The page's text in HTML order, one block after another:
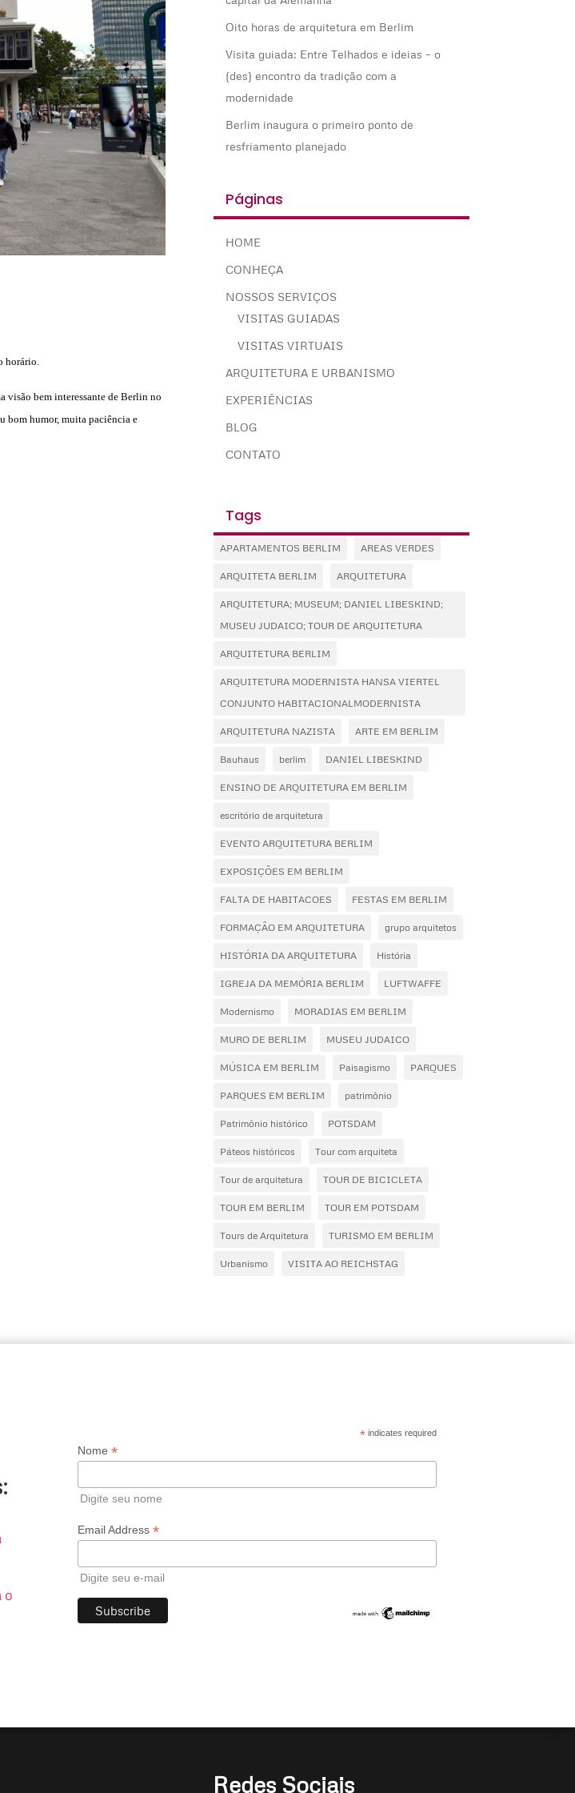
horário.
visão bem interessante de Berlin no
bom humor, muita paciência e
Oito horas de arquitetura em Berlim
Visita guiada: Entre Telhados e ideias – o
(des) encontro da tradição com a
modernidade
Berlim inaugura o primeiro ponto de
resfriamento planejado
Páginas
HOME
CONHEÇA
NOSSOS SERVIÇOS
VISITAS GUIADAS
VISITAS VIRTUAIS
ARQUITETURA E URBANISMO
EXPERIÊNCIAS
BLOG
CONTATO
Tags
APARTAMENTOS BERLIM AREAS VERDES
ARQUITETA BERLIM ARQUITETURA
ARQUITETURA; MUSEUM; DANIEL LIBESKIND;
MUSEU JUDAICO; TOUR DE ARQUITETURA
ARQUITETURA BERLIM
ARQUITETURA MODERNISTA HANSA VIERTEL
CONJUNTO HABITACIONALMODERNISTA
ARQUITETURA NAZISTA ARTE EM BERLIM
Bauhaus berlim DANIEL LIBESKIND
ENSINO DE ARQUITETURA EM BERLIM
escritório de arquitetura
EVENTO ARQUITETURA BERLIM
EXPOSIÇÕES EM BERLIM
FALTA DE HABITACOES FESTAS EM BERLIM
FORMAÇÃO EM ARQUITETURA grupo arquitetos
HISTÓRIA DA ARQUITETURA História
IGREJA DA MEMÓRIA BERLIM LUFTWAFFE
Modernismo MORADIAS EM BERLIM
MURO DE BERLIM MUSEU JUDAICO
MÚSICA EM BERLIM Paisagismo PARQUES
PARQUES EM BERLIM patrimônio
Patrimônio histórico POTSDAM
Páteos históricos Tour com arquiteta
Tour de arquitetura TOUR DE BICICLETA
TOUR EM BERLIM TOUR EM POTSDAM
Tours de Arquitetura TURISMO EM BERLIM
Urbanismo VISITA AO REICHSTAG
o
*indicates required
Nome *
Digite seu nome
Email Address *
Digite seu e-mail
Redes Sociais